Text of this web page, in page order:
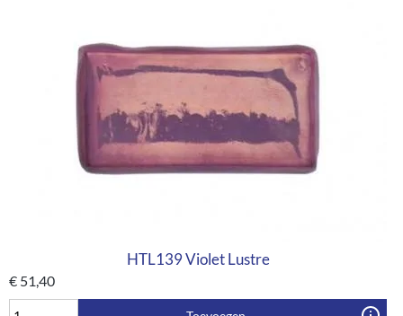
HTL139 Violet Lustre
€ 51,40